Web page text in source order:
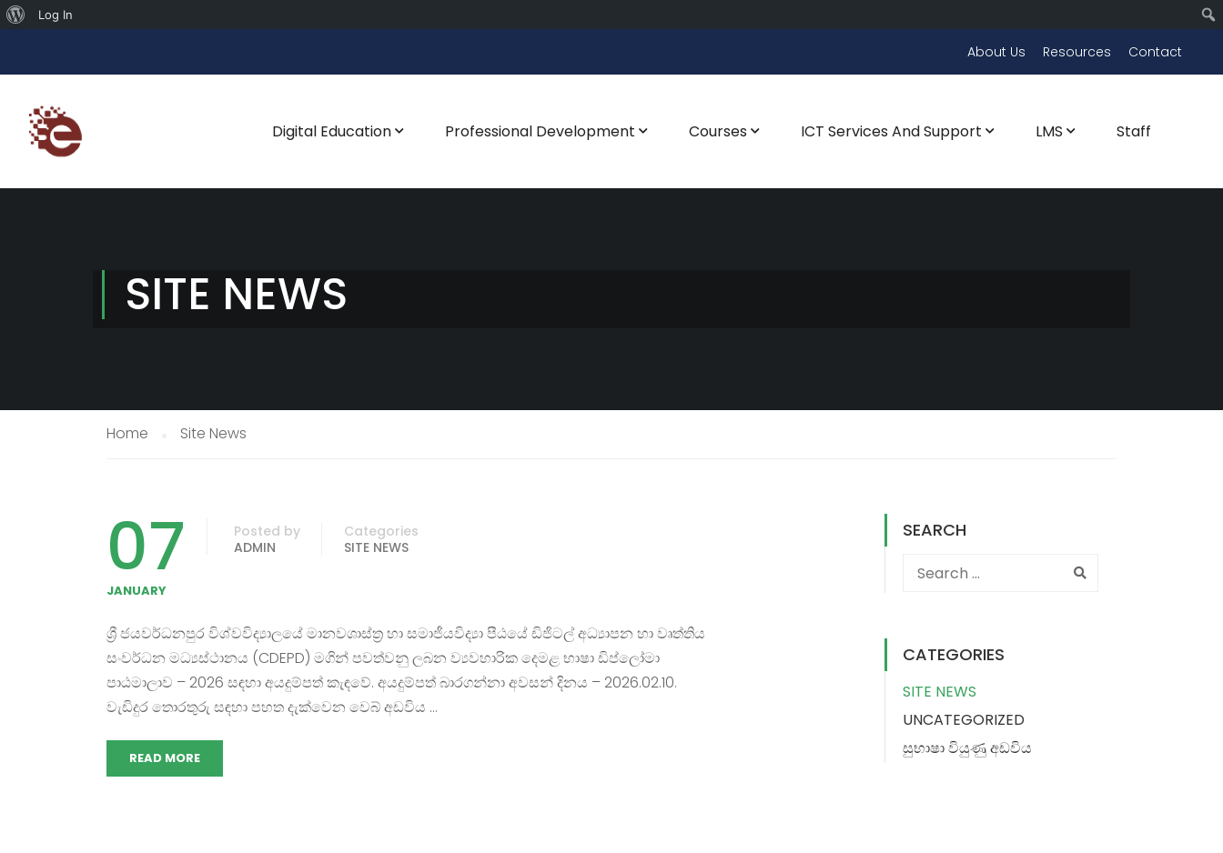
Log In
About Us Resources Contact
Digital Education Professional Development Courses ICT Services And Support LMS Staff
SITE NEWS
Home Site News
07
JANUARY
Posted by
ADMIN
Categories
SITE NEWS
ශ්‍රී ජයවර්ධනපුර විශ්වවිද්‍යාලයේ මානවශාස්ත්‍ර හා සමාජීයවිද්‍යා පීඨයේ ඩිජිටල් අධ්‍යාපන හා වෘත්තිය
සංවර්ධන මධ්‍යස්ථානය (CDEPD) මගින් පවත්වනු ලබන ව්‍යවහාරික දෙමළ භාෂා ඩිප්ලෝමා
පාඨමාලාව – 2026 සඳහා අයදුම්පත් කැඳවේ. අයදුම්පත් බාරගන්නා අවසන් දිනය – 2026.02.10.
වැඩිදුර තොරතුරු සඳහා පහත දැක්වෙන වෙබ් අඩවිය …
READ MORE
SEARCH
CATEGORIES
SITE NEWS
UNCATEGORIZED
සුභාෂා වියුණු අඩවිය